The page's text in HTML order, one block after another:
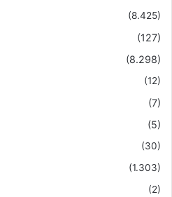
(8.425)
(127)
(8.298)
(12)
(7)
(5)
(30)
(1.303)
(2)